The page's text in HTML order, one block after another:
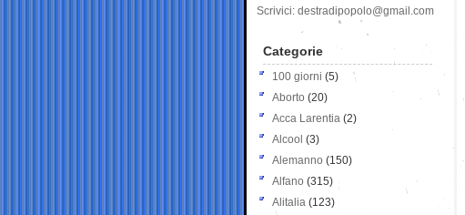
Scrivici: destradipopolo@gmail.com
Categorie
100 giorni (5)
Aborto (20)
Acca Larentia (2)
Alcool (3)
Alemanno (150)
Alfano (315)
Alitalia (123)